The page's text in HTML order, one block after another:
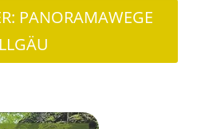
PANORAMAWEGE